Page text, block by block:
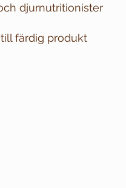
djurnutritionister
färdig produkt